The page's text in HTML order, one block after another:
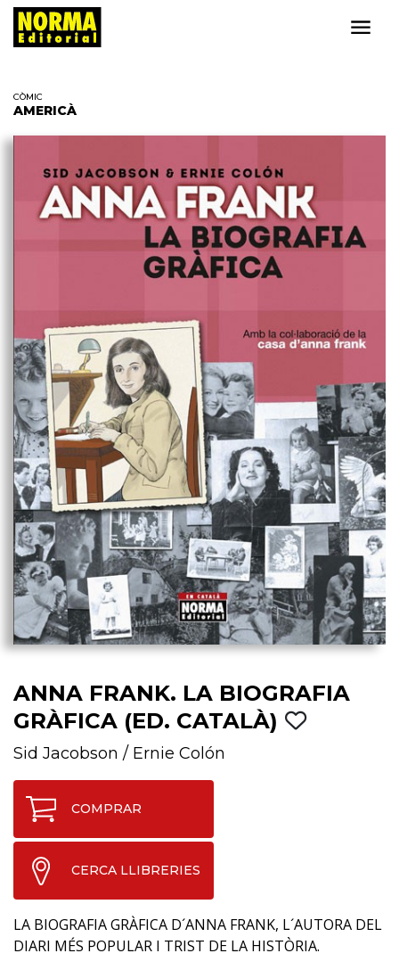
CÒMIC
AMERICÀ
ANNA FRANK. LA BIOGRAFIA
GRÀFICA (ED. CATALÀ)
Sid Jacobson / Ernie Colón
COMPRAR
CERCA LLIBRERIES
LA BIOGRAFIA GRÀFICA D´ANNA FRANK, L´AUTORA DEL
DIARI MÉS POPULAR I TRIST DE LA HISTÒRIA.